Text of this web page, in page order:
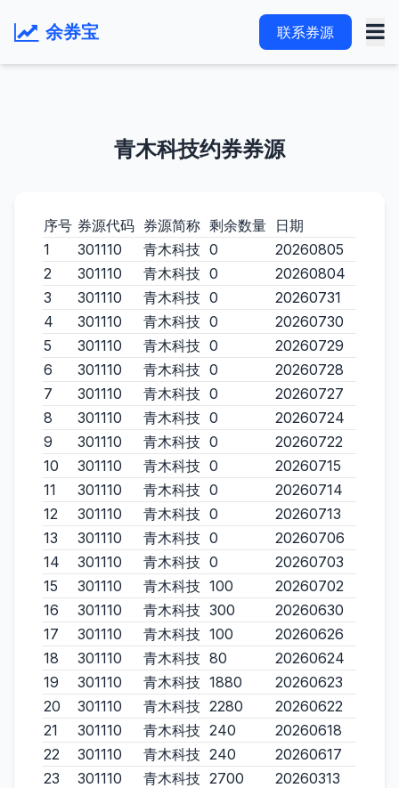
余券宝 联系券源
青木科技约券券源
序号 券源代码 券源简称 剩余数量 日期
1
301110 青木科技 0
20260805
2
301110 青木科技 0
20260804
3
301110 青木科技 0
20260731
4
301110 青木科技 0
20260730
5
301110 青木科技 0
20260729
6
301110 青木科技 0
20260728
7
301110 青木科技 0
20260727
8
301110 青木科技 0
20260724
9
301110 青木科技 0
20260722
10
301110 青木科技 0
20260715
11
301110 青木科技 0
20260714
12
301110 青木科技 0
20260713
13
301110 青木科技 0
20260706
14
301110 青木科技 0
20260703
15
301110 青木科技 100
20260702
16
301110 青木科技 300
20260630
17
301110 青木科技 100
20260626
18
301110 青木科技 80
20260624
19
301110 青木科技 1880
20260623
20
301110 青木科技 2280
20260622
21
301110 青木科技 240
20260618
22
301110 青木科技 240
20260617
23
301110 青木科技 2700
20260313